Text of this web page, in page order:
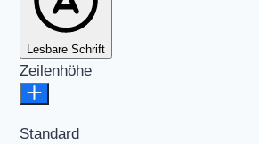
Lesbare Schrift
Zeilenhöhe
Standard